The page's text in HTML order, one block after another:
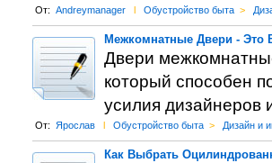
От: Andreymanager l Обустройство быта >
Межкомнатные Двери - Это
Двери
который способен
усилия дизайнеров
От: Ярослав l Обустройство быта > Дизайн и
Как Выбрать